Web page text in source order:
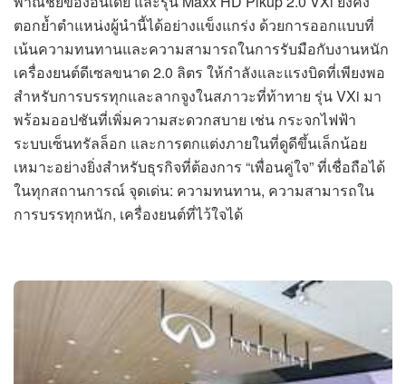
ตอกย้ำตำแหน่งผู้นำนี้ได้อย่างแข็งแกร่ง ด้วยการออกแบบที่
เน้นความทนทานและความสามารถในการรับมือกับงานหนัก
เครื่องยนต์ดีเซลขนาด 2.0 ลิตร ให้กำลังและแรงบิดที่เพียงพอ
สำหรับการบรรทุกและลากจูงในสภาวะที่ท้าทาย รุ่น VXi มา
พร้อมออปชันที่เพิ่มความสะดวกสบาย เช่น กระจกไฟฟ้า
ระบบเซ็นทรัลล็อก และการตกแต่งภายในที่ดูดีขึ้นเล็กน้อย
เหมาะอย่างยิ่งสำหรับธุรกิจที่ต้องการ “เพื่อนคู่ใจ” ที่เชื่อถือได้
ในทุกสถานการณ์ จุดเด่น: ความทนทาน, ความสามารถใน
การบรรทุกหนัก, เครื่องยนต์ที่ไว้ใจได้